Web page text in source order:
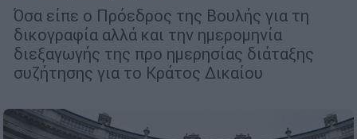
Όσα είπε ο Πρόεδρος της Βουλής για τη
δικογραφία αλλά και την ημερομηνία
διεξαγωγής της προ ημερησίας διάταξης
συζήτησης για το Κράτος Δικαίου